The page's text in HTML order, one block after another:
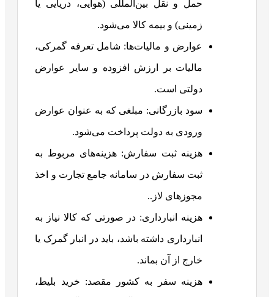
حمل و نقل بین‌المللی (هوایی، دریایی یا
زمینی) و بیمه کالا می‌شود.
عوارض و مالیات‌ها: شامل تعرفه گمرکی،
مالیات بر ارزش افزوده و سایر عوارض
دولتی است.
سود بازرگانی: مبلغی که به عنوان عوارض
ورودی به دولت پرداخت می‌شود.
هزینه ثبت سفارش: هزینه‌های مربوط به
ثبت سفارش در سامانه جامع تجارت و اخذ
مجوزهای لاز..
هزینه انبارداری: در صورتی که کالا نیاز به
انبارداری داشته باشد، باید در انبار گمرک یا
خارج از آن بماند.
هزینه سفر به کشور مقصد: خرید بلیط،